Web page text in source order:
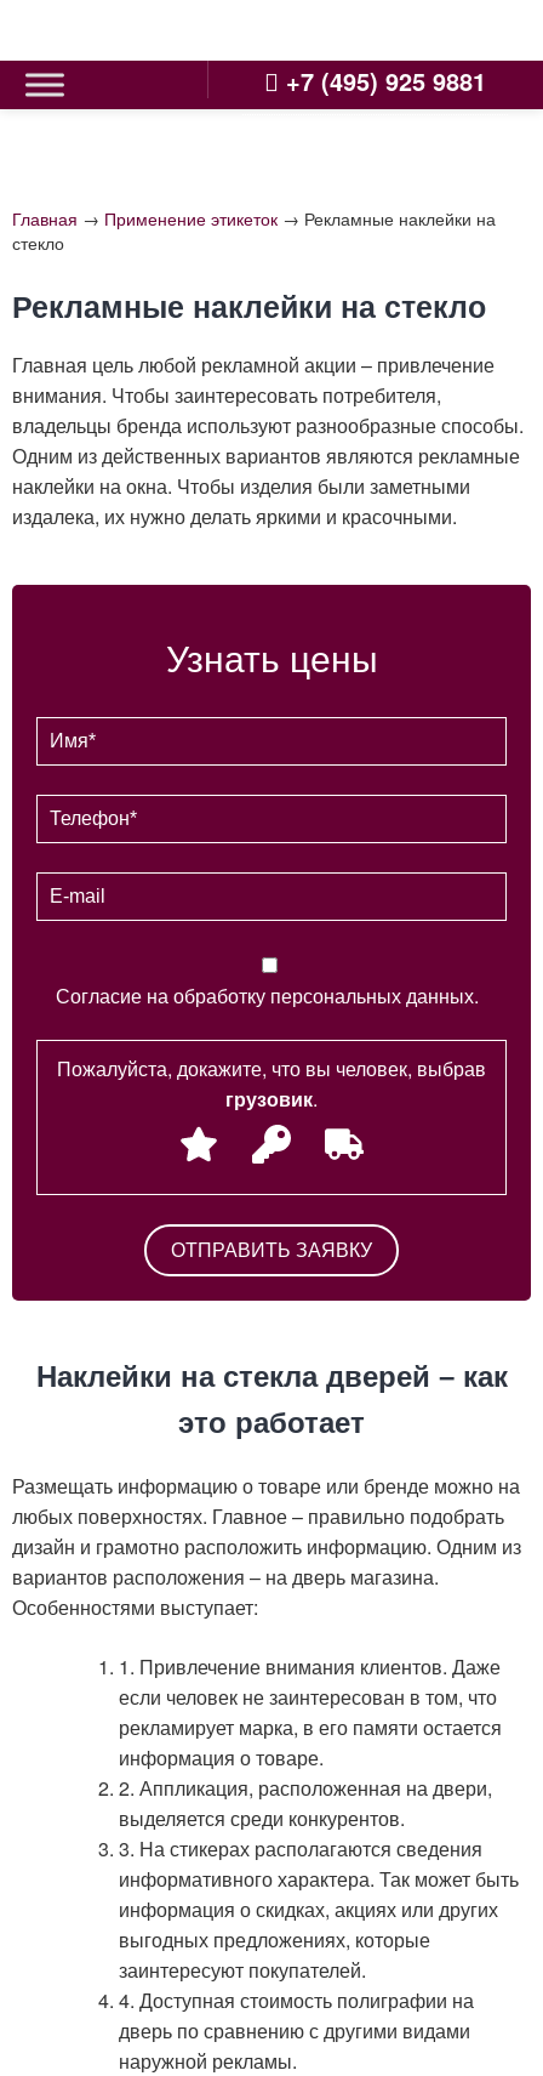
content
+7 (495) 925 9881
Главная → Применение этикеток → Рекламные наклейки на
стекло
Рекламные наклейки на стекло
Главная цель любой рекламной акции – привлечение
внимания. Чтобы заинтересовать потребителя,
владельцы бренда используют разнообразные способы.
Одним из действенных вариантов являются рекламные
наклейки на окна. Чтобы изделия были заметными
издалека, их нужно делать яркими и красочными.
Узнать цены
Согласие на обработку персональных данных.
Пожалуйста, докажите, что вы человек, выбрав
грузовик.
Наклейки на стекла дверей – как
это работает
Размещать информацию о товаре или бренде можно на
любых поверхностях. Главное – правильно подобрать
дизайн и грамотно расположить информацию. Одним из
вариантов расположения – на дверь магазина.
Особенностями выступает:
1. Привлечение внимания клиентов. Даже
если человек не заинтересован в том, что
рекламирует марка, в его памяти остается
информация о товаре.
2. Аппликация, расположенная на двери,
выделяется среди конкурентов.
3. На стикерах располагаются сведения
информативного характера. Так может быть
информация о скидках, акциях или других
выгодных предложениях, которые
заинтересуют покупателей.
4. Доступная стоимость полиграфии на
дверь по сравнению с другими видами
наружной рекламы.